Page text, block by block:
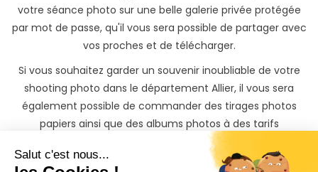
votre séance photo sur une belle galerie privée protégée
par mot de passe, qu'il vous sera possible de partager avec
vos proches et de télécharger.
Si vous souhaitez garder un souvenir inoubliable de votre
shooting photo dans le département Allier, il vous sera
également possible de commander des tirages photos
papiers ainsi que des albums photos à des tarifs
préférentiels directement depuis votre galerie photo